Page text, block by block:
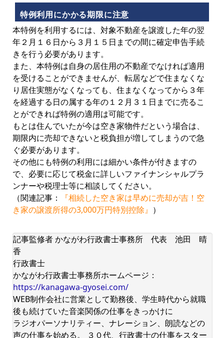
特例利用にかかる期限に注意
本特例を利用するには、対象不動産を譲渡した年の翌
年２月１６日から３月１５日までの間に確定申告手続
きを行う必要があります。
また、本特例は自身の居住用の不動産でなければ適用
を受けることができませんが、転居などで住まなくな
り居住実態がなくなっても、住まなくなってから３年
を経過する日の属する年の１２月３１日までに売るこ
とができれば特例の適用は可能です。
もとは住んでいたが今は空き家物件だという場合は、
期限内に売却できないと税負担が増してしまうので急
ぐ必要があります。
その他にも特例の利用には細かい条件が付きますの
で、必要に応じて税金に詳しいファイナンシャルプラ
ンナーや税理士等に相談してください。
（関連記事：
『相続した空き家は早めに売却が吉！空
き家の譲渡所得の3,000万円特別控除』 ）
記事監修者 かながわ行政書士事務所 代表 池田 晴
香
行政書士
かながわ行政書士事務所ホームページ：
https://kanagawa-gyosei.com/
WEB制作会社に営業として勤務後、学生時代から就職
後も続けていた音楽関係の仕事をきっかけに
ラジオパーソナリティー、ナレーション、朗読などの
声の仕事を始める。 ３０代、行政書士の仕事をスター